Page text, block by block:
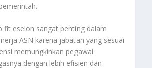
fit eselon sangat penting dalam
ASN karena jabatan yang sesuai
memungkinkan pegawai
dengan lebih efisien dan